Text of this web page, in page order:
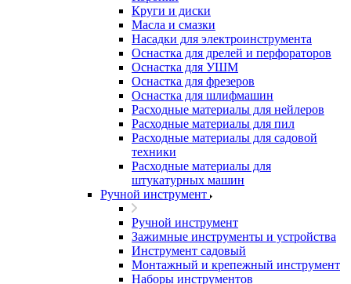
Круги и диски
Масла и смазки
Насадки для электроинструмента
Оснастка для дрелей и перфораторов
Оснастка для УШМ
Оснастка для фрезеров
Оснастка для шлифмашин
Расходные материалы для нейлеров
Расходные материалы для пил
Расходные материалы для садовой
техники
Расходные материалы для
штукатурных машин
Ручной инструмент
Ручной инструмент
Зажимные инструменты и устройства
Инструмент садовый
Монтажный и крепежный инструмент
Наборы инструментов